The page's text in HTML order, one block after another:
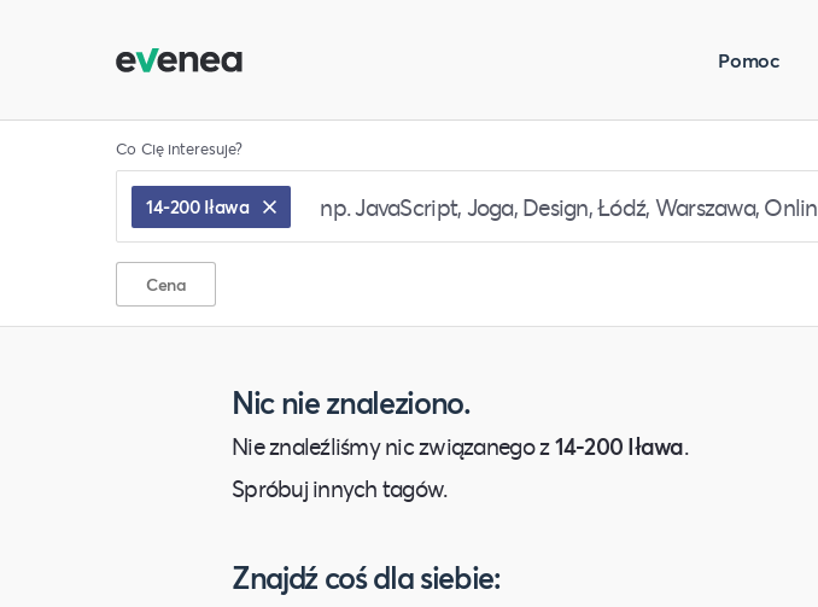
Pomoc
Co Cię interesuje?
14-200 Iława
Cena
Nic nie znaleziono.
Nie znaleźliśmy nic związanego z14-200 Iława.
Spróbuj innych tagów.
Znajdź coś dla siebie: